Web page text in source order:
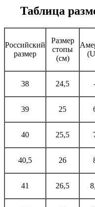
Таблица
Российский
размер
Размер
стопы
(см)
38 24,5
39 25
40 25,5
40,5 26
41 26,5